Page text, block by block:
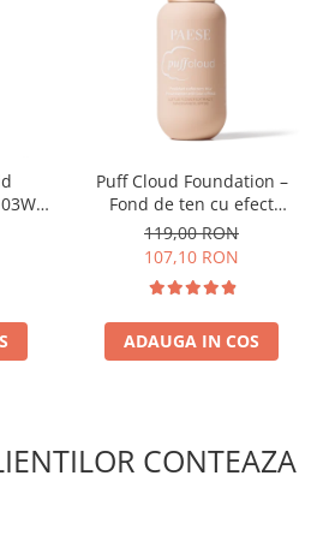
Puff Cloud Foundation –
Fond de ten cu efect
natural
119,00 RON
107,10 RON
ADAUGA IN COS
CONTEAZA